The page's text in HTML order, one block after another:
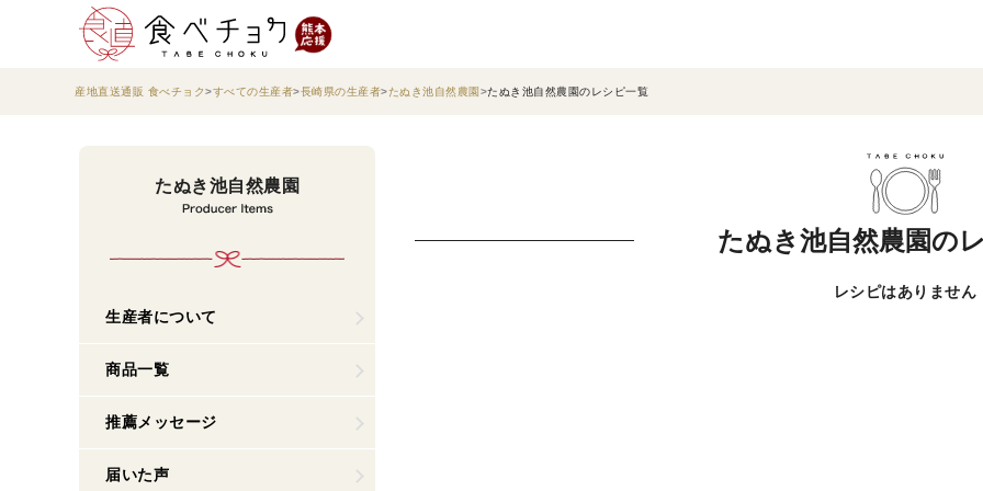
産地直送通販 食べチョク すべての生産者 長崎県の生産者 たぬき池自然農園 たぬき池自然農園のレシピ一覧
たぬき池自然農園
生産者について
商品一覧
推薦メッセージ
届いた声
たぬき池自然農園の
レシピはありません